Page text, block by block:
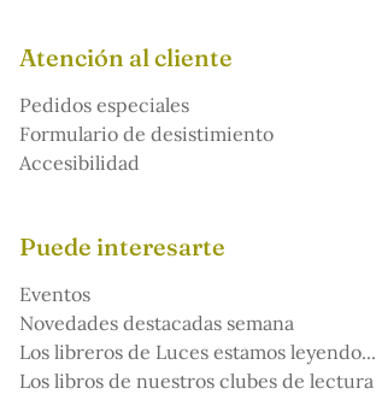
Atención al cliente
Pedidos especiales
Formulario de desistimiento
Accesibilidad
Puede interesarte
Eventos
Novedades destacadas semana
Los libreros de Luces estamos leyendo...
Los libros de nuestros clubes de lectura